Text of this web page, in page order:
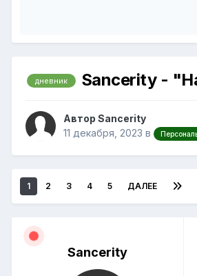
дневник Sancerity -
Автор Sancerity
11 декабря, 2023 в
1 2 3 4 5 ДАЛЕЕ
Sancerity